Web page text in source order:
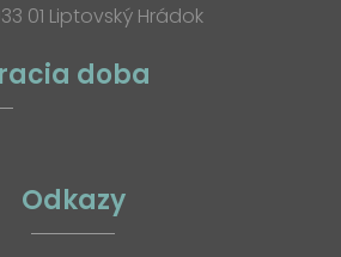
01 Liptovský Hrádok
doba
Odkazy